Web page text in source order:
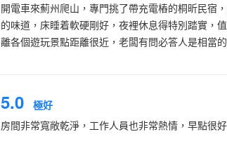
開電車來薊州爬山，專門挑了帶充電樁的桐昕民宿
的味道，床睡着軟硬剛好，夜裡休息得特別踏實，
離各個遊玩景點距離很近，老闆有問必答人是相當
5.0 極好
房間非常寬敞乾淨，工作人員也非常熱情，早點很